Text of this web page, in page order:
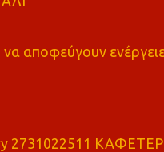
αποφεύγουν
2731022511